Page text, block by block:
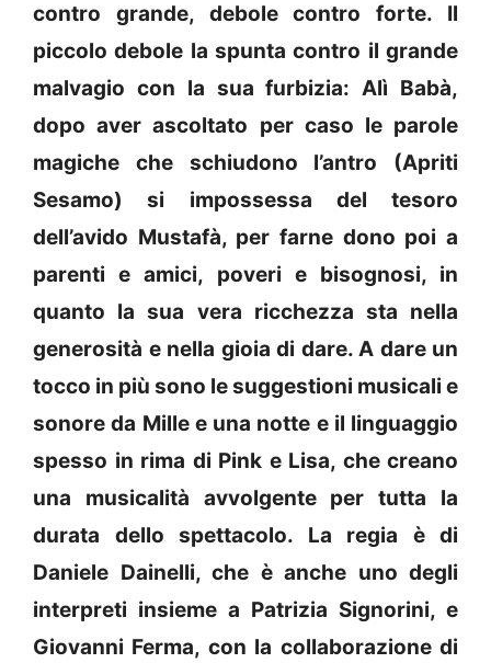
contro grande, debole contro forte. Il
piccolo debole la spunta contro il grande
malvagio con la sua furbizia: Alì Babà,
dopo aver ascoltato per caso le parole
magiche che schiudono l’antro (Apriti
Sesamo) si impossessa del tesoro
dell’avido Mustafà, per farne dono poi a
parenti e amici, poveri e bisognosi, in
quanto la sua vera ricchezza sta nella
generosità e nella gioia di dare. A dare un
tocco in più sono le suggestioni musicali e
sonore da Mille e una notte e il linguaggio
spesso in rima di Pink e Lisa, che creano
una musicalità avvolgente per tutta la
durata dello spettacolo. La regia è di
Daniele Dainelli, che è anche uno degli
interpreti insieme a Patrizia Signorini, e
Giovanni Ferma, con la collaborazione di